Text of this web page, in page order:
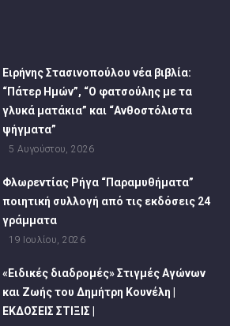
Ειρήνης Στασινοπούλου νέα βιβλία:
“Πάτερ Ημών”, “Ο φατσούλης με τα
γλυκά ματάκια” και “Ανθοστόλιστα
ψήγματα”
5 Αυγούστου, 2026
Φλωρεντίας Ρήγα “Παραμυθήματα”
ποιητική συλλογή από τις εκδόσεις 24
γράμματα
19 Ιουλίου, 2026
«Ειδικές διαδρομές» Στιγμές Αγώνων
και Ζωής του Δημήτρη Κουνέλη |
ΕΚΔΟΣΕΙΣ ΣΤΙΞΙΣ |